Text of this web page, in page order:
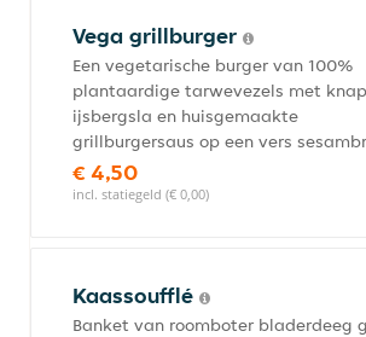
Vega grillburger
Een vegetarische burger van 100%
plantaardige tarwevezels met
ijsbergsla en huisgemaakte
grillburgersaus op een vers
€ 4,50
incl. statiegeld (€ 0,00)
Kaassoufflé
Banket van roomboter bladerdeeg